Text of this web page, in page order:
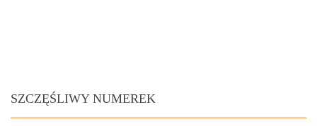
SZCZĘŚLIWY NUMEREK